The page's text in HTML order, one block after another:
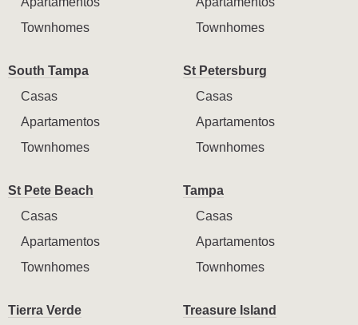
Townhomes
Townhomes
South Tampa
Casas
Apartamentos
Townhomes
St Petersburg
Casas
Apartamentos
Townhomes
St Pete Beach
Casas
Apartamentos
Townhomes
Tampa
Casas
Apartamentos
Townhomes
Tierra Verde
Treasure Island